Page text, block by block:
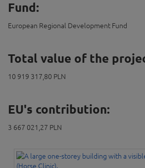
Fund:
European Regional Development Fund
Total value of the
10 919 317,80 PLN
EU's contribution:
3 667 021,27 PLN